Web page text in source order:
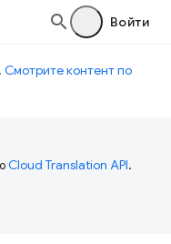
Войти
Смотрите контент по
Cloud Translation API.